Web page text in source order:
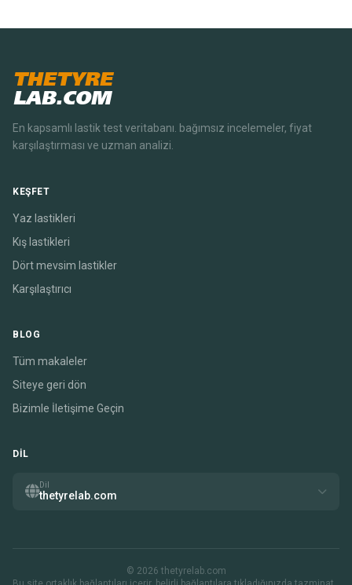
THETYRE
LAB.COM
En kapsamlı lastik test veritabanı. bağımsız incelemeler, fiyat
karşılaştırması ve uzman analizi.
KEŞFET
Yaz lastikleri
Kış lastikleri
Dört mevsim lastikler
Karşılaştırıcı
BLOG
Tüm makaleler
Siteye geri dön
Bizimle İletişime Geçin
DIL
Dil
thetyrelab.com
© 2026 thetyrelab.com